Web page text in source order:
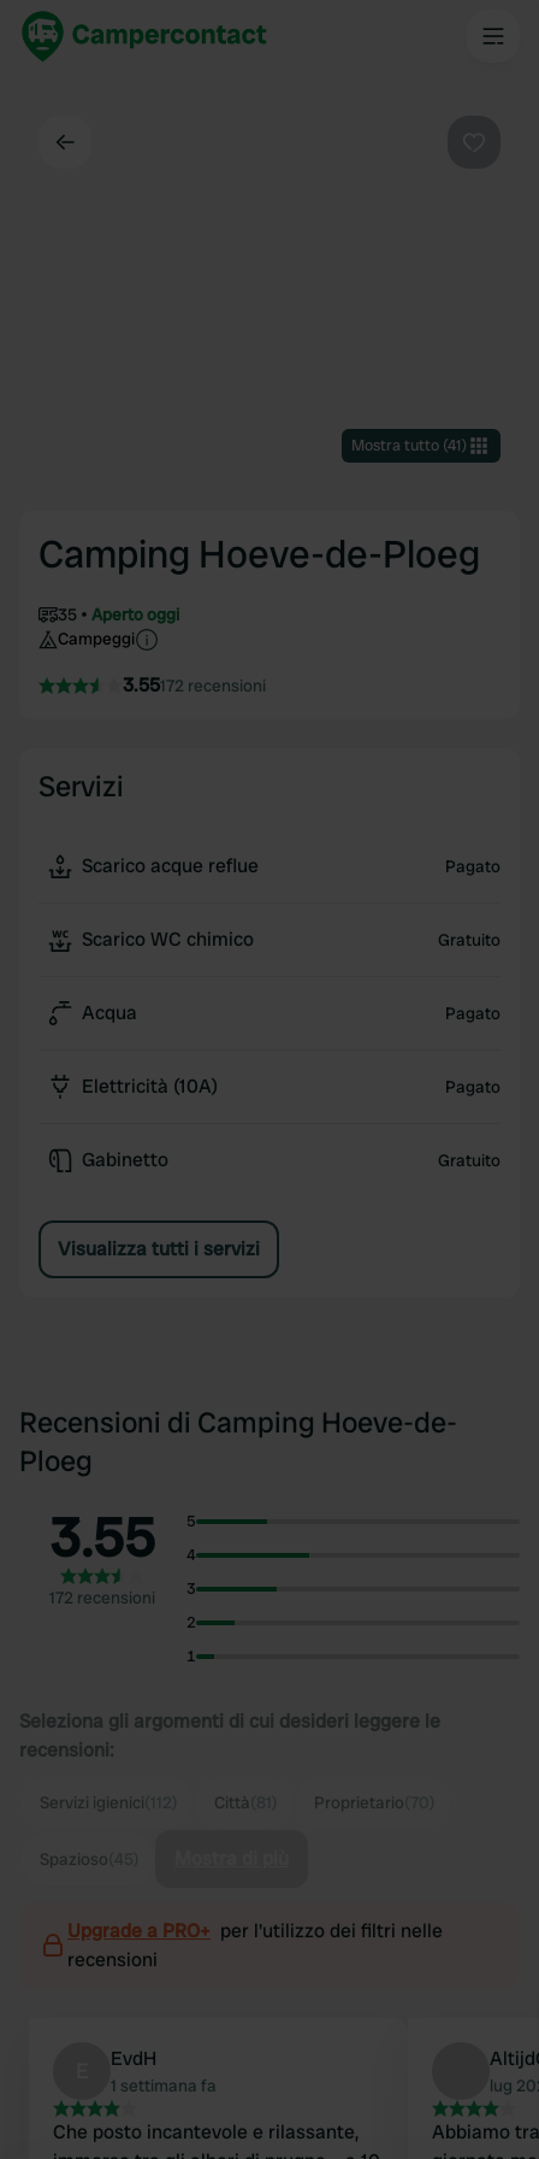
Mostra tutto(41)
Camping Hoeve-de-Ploeg
35
Aperto oggi
Campeggi
3.55172 recensioni
Servizi
Scarico acque reflue Pagato
Scarico WC chimico Gratuito
Acqua Pagato
Elettricità (10A) Pagato
Gabinetto Gratuito
Visualizza tutti i servizi
Recensioni di Camping Hoeve-de-
Ploeg
3.55
172 recensioni
5
4
3
2
1
Seleziona gli argomenti di cui desideri leggere le
recensioni:
Servizi igienici Città Proprietario
Spazioso
Upgrade a PRO+ per l'utilizzo dei filtri nelle
recensioni
EvdH
1 settimana fa
Che posto incantevole e rilassante,
lug
Abbiamo